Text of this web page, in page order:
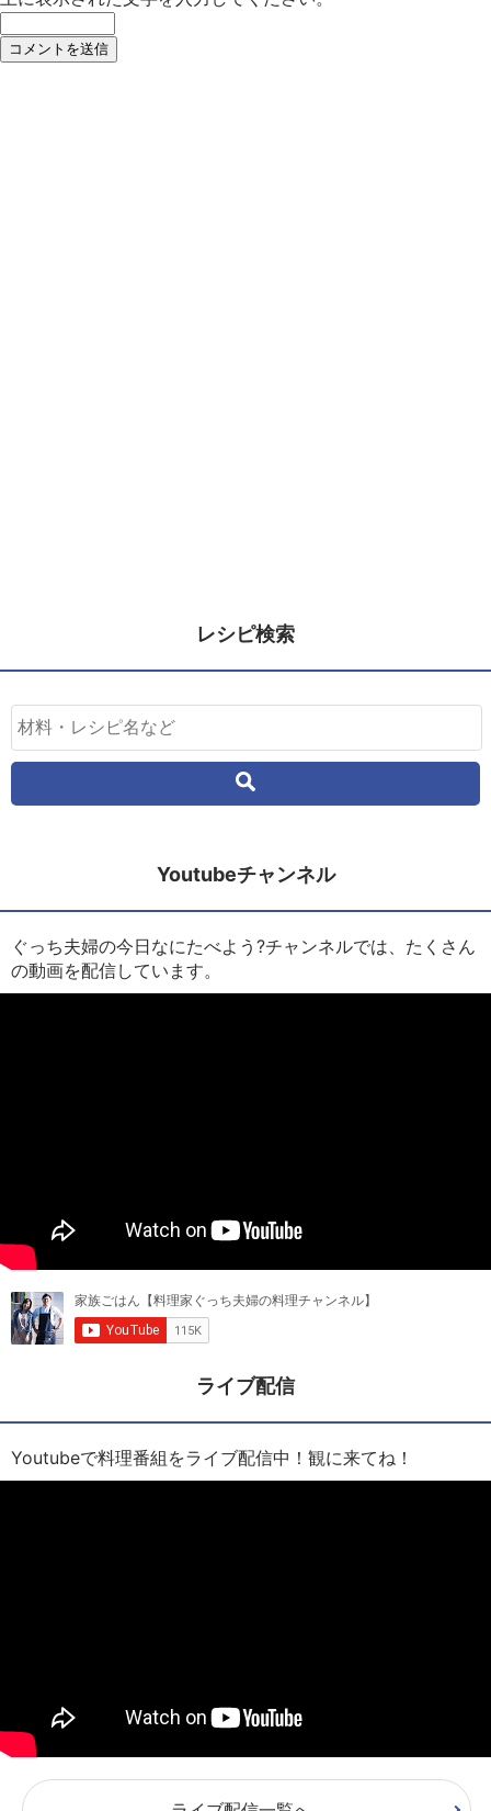
レシピ検索
Youtubeチャンネル
ぐっち夫婦の今日なにたべよう?チャンネルでは、たくさん
の動画を配信しています。
ライブ配信
Youtubeで料理番組をライブ配信中！観に来てね！